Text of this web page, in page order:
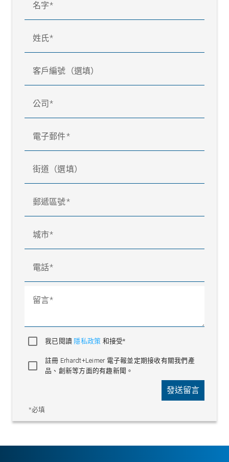
名字
姓氏
客戶編號（選填）
公司
電子郵件
街道（選填）
郵遞區號
城市
電話
留言
我已閱讀 隱私政策 和接受*
註冊 Erhardt+Leimer 電子報並定期接收有關我們產
品、創新等方面的有趣新聞。
*必填
發送留言